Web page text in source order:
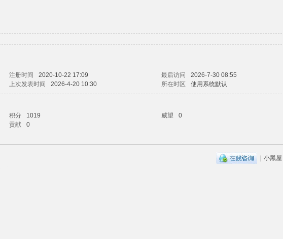
注册时间 2020-10-22 17:09 最后访问
2026-7-30 08:55
上次发表时间 2026-4-20 10:30 所在时区 使用系统默认
积分 1019 威望
0
贡献 0
| 小黑屋